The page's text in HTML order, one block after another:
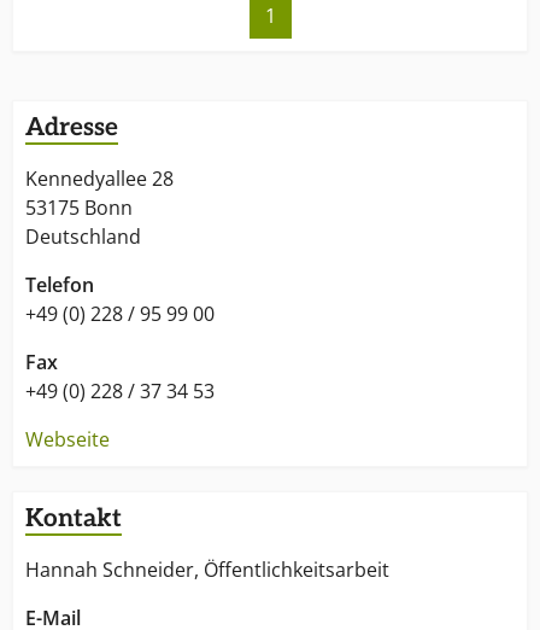
1
Adresse
Kennedyallee 28
53175 Bonn
Deutschland
Telefon
+49 (0) 228 / 95 99 00
Fax
+49 (0) 228 / 37 34 53
Webseite
Kontakt
Hannah Schneider, Öffentlichkeitsarbeit
E-Mail